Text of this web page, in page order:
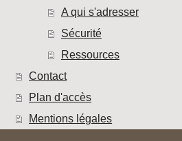
A qui s'adresser
Sécurité
Ressources
Contact
Plan d'accès
Mentions légales